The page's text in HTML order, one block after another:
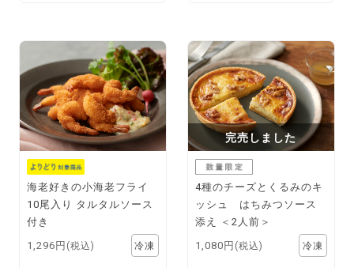
海老好きの小海老フライ
10尾入り タルタルソース
付き
1,296円 (税込)
完売しました
4種のチーズとくるみのキ
ッシュ はちみつソース
添え ＜2人前＞
1,080円 (税込)